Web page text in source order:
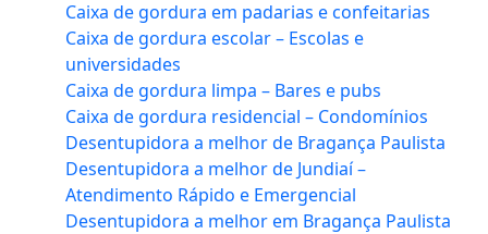
Caixa de gordura em padarias e confeitarias
Caixa de gordura escolar – Escolas e
universidades
Caixa de gordura limpa – Bares e pubs
Caixa de gordura residencial – Condomínios
Desentupidora a melhor de Bragança Paulista
Desentupidora a melhor de Jundiaí –
Atendimento Rápido e Emergencial
Desentupidora a melhor em Bragança Paulista